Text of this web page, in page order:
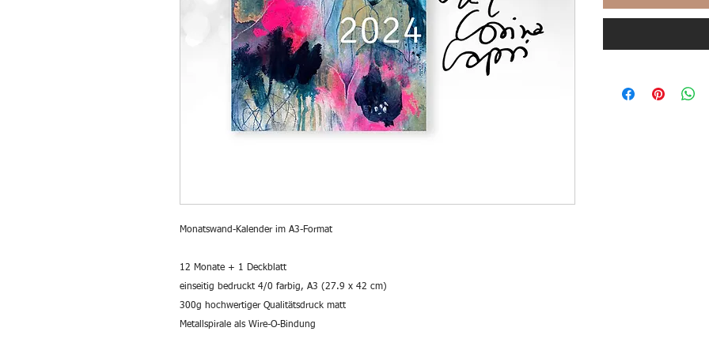
Monatswand-Kalenderim A3-Format
12 Monate + 1 Deckblatt
einseitig bedruckt 4/0 farbig, A3 (27.9 x 42 cm)
300g hochwertiger Qualitätsdruck matt
Metallspirale als Wire-O-Bindung